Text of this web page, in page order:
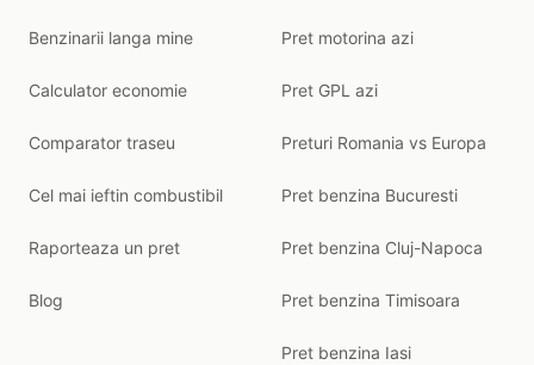
Benzinarii langa mine
Calculator economie
Comparator traseu
Cel mai ieftin combustibil
Raporteaza un pret
Blog
Pret motorina azi
Pret GPL azi
Preturi Romania vs Europa
Pret benzina Bucuresti
Pret benzina Cluj-Napoca
Pret benzina Timisoara
Pret benzina Iasi